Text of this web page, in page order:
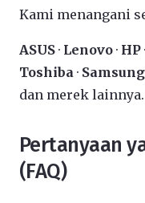
Kami menangani
ASUS · Lenovo · HP ·
Toshiba · Samsung
dan merek lainnya.
Pertanyaan
(FAQ)